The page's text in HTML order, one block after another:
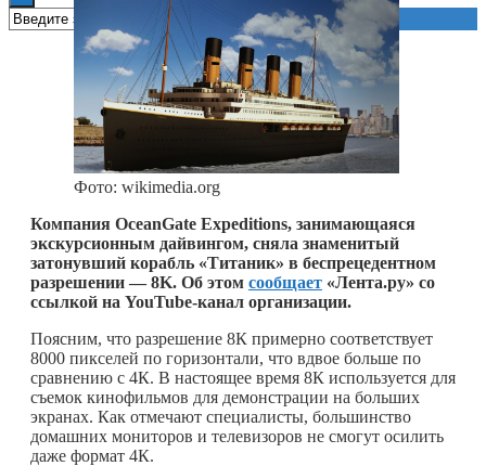
Фото: wikimedia.org
Компания OceanGate Expeditions, занимающаяся
экскурсионным дайвингом, сняла знаменитый
затонувший корабль «Титаник» в беспрецедентном
разрешении — 8K. Об этом сообщает «Лента.ру» со
ссылкой на YouTube-канал организации.
Поясним, что разрешение 8К примерно соответствует
8000 пикселей по горизонтали, что вдвое больше по
сравнению с 4К. В настоящее время 8К используется для
съемок кинофильмов для демонстрации на больших
экранах. Как отмечают специалисты, большинство
домашних мониторов и телевизоров не смогут осилить
даже формат 4К.